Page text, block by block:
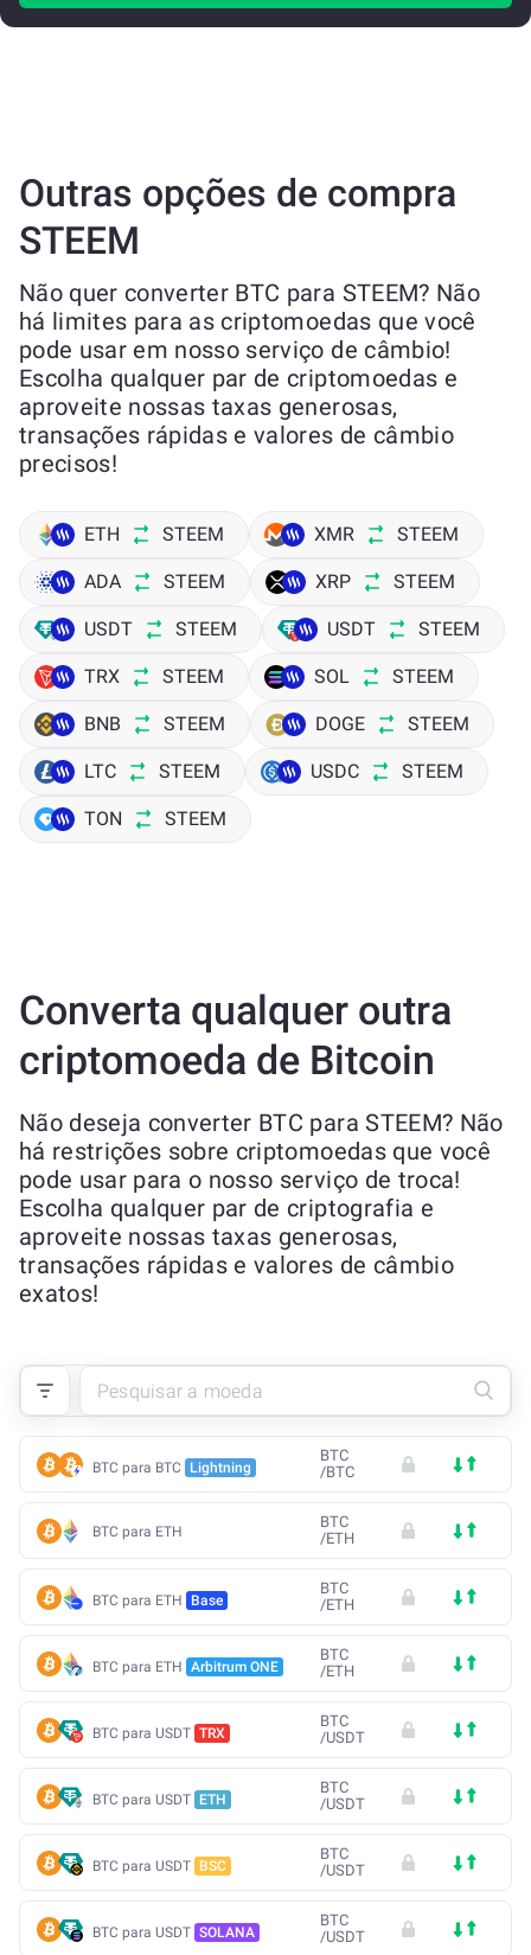
Outras opções de compra
STEEM
Não quer converter BTC para STEEM? Não
há limites para as criptomoedas que você
pode usar em nosso serviço de câmbio!
Escolha qualquer par de criptomoedas e
aproveite nossas taxas generosas,
transações rápidas e valores de câmbio
precisos!
ETH STEEM XMR STEEM
ADA STEEM XRP STEEM
USDT STEEM USDT STEEM
TRX STEEM SOL STEEM
BNB STEEM DOGE STEEM
LTC STEEM USDC STEEM
TON STEEM
Converta qualquer outra
criptomoeda de Bitcoin
Não deseja converter BTC para STEEM? Não
há restrições sobre criptomoedas que você
pode usar para o nosso serviço de troca!
Escolha qualquer par de criptografia e
aproveite nossas taxas generosas,
transações rápidas e valores de câmbio
exatos!
BTC para BTC Lightning
BTC
/BTC
BTC para ETH
BTC
/ETH
BTC para ETH Base
BTC
/ETH
BTC para ETH Arbitrum ONE
BTC
/ETH
BTC para USDT TRX
BTC
/USDT
BTC para USDT ETH
BTC
/USDT
BTC para USDT BSC
BTC
/USDT
BTC para USDT SOLANA
BTC
/USDT